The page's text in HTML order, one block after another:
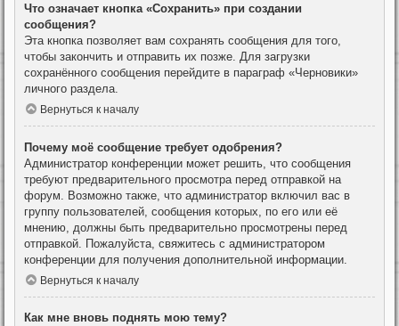
Что означает кнопка «Сохранить» при создании
сообщения?
Эта кнопка позволяет вам сохранять сообщения для того,
чтобы закончить и отправить их позже. Для загрузки
сохранённого сообщения перейдите в параграф «Черновики»
личного раздела.
Вернуться к началу
Почему моё сообщение требует одобрения?
Администратор конференции может решить, что сообщения
требуют предварительного просмотра перед отправкой на
форум. Возможно также, что администратор включил вас в
группу пользователей, сообщения которых, по его или её
мнению, должны быть предварительно просмотрены перед
отправкой. Пожалуйста, свяжитесь с администратором
конференции для получения дополнительной информации.
Вернуться к началу
Как мне вновь поднять мою тему?